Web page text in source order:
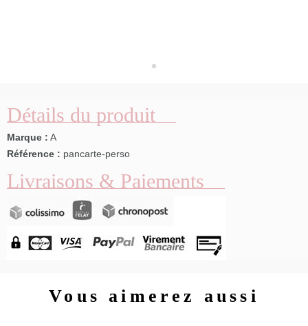
Détails du produit
Marque : A
Référence : pancarte-perso
Livraisons & Paiements
Vous aimerez aussi